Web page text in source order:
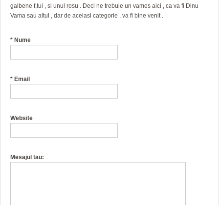
galbene f,tui , si unul rosu . Deci ne trebuie un vames aici , ca va fi Dinu
Vama sau altul , dar de aceiasi categorie , va fi bine venit .
* Nume
* Email
Website
Mesajul tau: